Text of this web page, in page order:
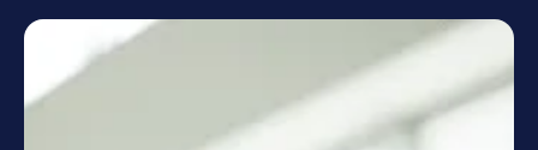
contact
confirmée